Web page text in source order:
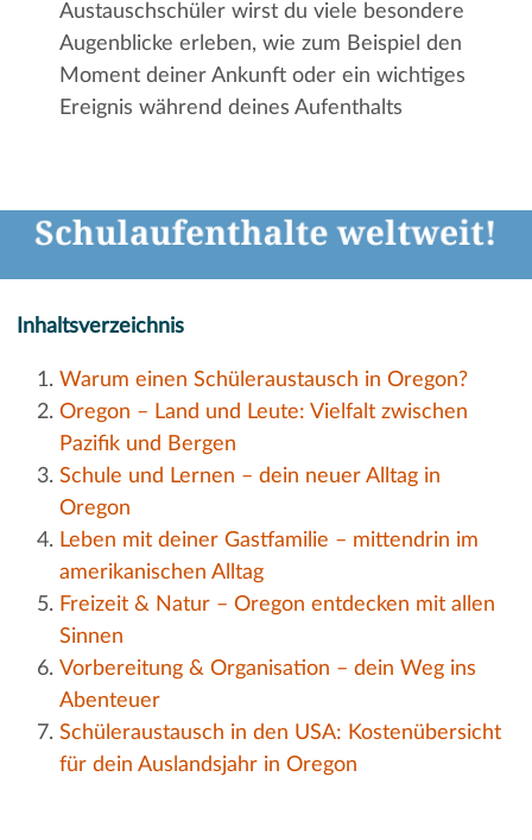
Austauschschüler wirst du viele besondere
Augenblicke erleben, wie zum Beispiel den
Moment deiner Ankunft oder ein wichtiges
Ereignis während deines Aufenthalts
Inhaltsverzeichnis
Warum einen Schüleraustausch in Oregon?
Oregon – Land und Leute: Vielfalt zwischen
Pazifik und Bergen
Schule und Lernen – dein neuer Alltag in
Oregon
Leben mit deiner Gastfamilie – mittendrin im
amerikanischen Alltag
Freizeit & Natur – Oregon entdecken mit allen
Sinnen
Vorbereitung & Organisation – dein Weg ins
Abenteuer
Schüleraustausch in den USA: Kostenübersicht
für dein Auslandsjahr in Oregon